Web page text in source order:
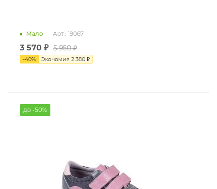
Мало Арт.: 19067
3 570 ₽ 5 950 ₽
-40% Экономия 2 380 ₽
до -50%